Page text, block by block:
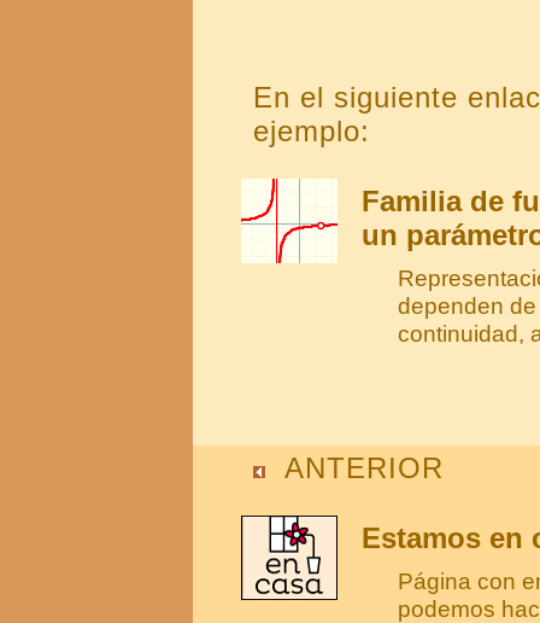
En el siguiente
ejemplo:
Familia de
un
dependen
continuidad,
ANTERIOR
Estamos en
Página con
podemos